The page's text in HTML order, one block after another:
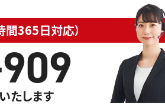
365日対応）
たします